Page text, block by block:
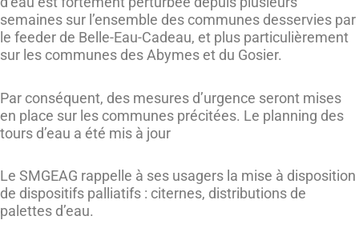
semaines sur l’ensemble des communes desservies par
le feeder de Belle-Eau-Cadeau, et plus particulièrement
sur les communes des Abymes et du Gosier.
Par conséquent, des mesures d’urgence seront mises
en place sur les communes précitées. Le planning des
tours d’eau a été mis à jour
Le SMGEAG rappelle à ses usagers la mise à disposition
de dispositifs palliatifs : citernes, distributions de
palettes d’eau.